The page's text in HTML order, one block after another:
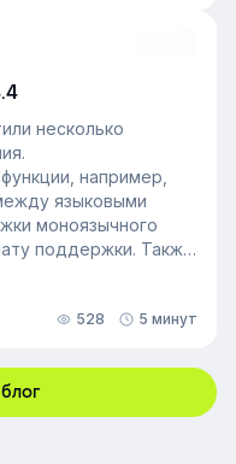
Выявление
их навыков
персоналом,
и создаст
культуру. Как это
несколько
например,
языковыми
моноязычного
поддержки. Также
данных по точному
528 5 минут